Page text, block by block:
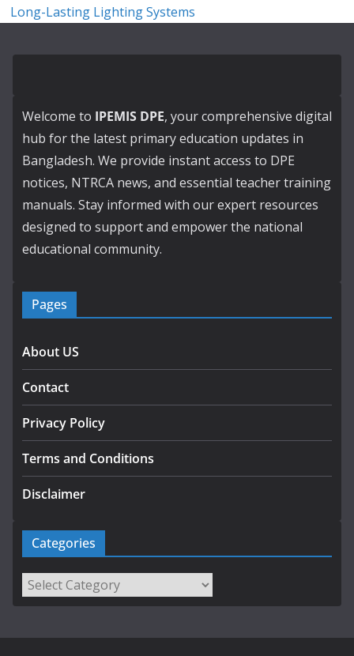
Long-Lasting Lighting Systems
Welcome to IPEMIS DPE, your comprehensive digital
hub for the latest primary education updates in
Bangladesh. We provide instant access to DPE
notices, NTRCA news, and essential teacher training
manuals. Stay informed with our expert resources
designed to support and empower the national
educational community.
Pages
About US
Contact
Privacy Policy
Terms and Conditions
Disclaimer
Categories
Categories